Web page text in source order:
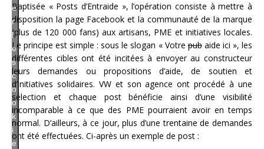
Baptisée « Posts d’Entraide », l’opération consiste à mettre à
disposition la page Facebook et la communauté de la marque
(plus de 120 000 fans) aux artisans, PME et initiatives locales.
Le principe est simple : sous le slogan « Votrepubaide ici », les
différentes cibles ont été incitées à envoyer au constructeur
leurs demandes ou propositions d’aide, de soutien et
d’initiatives solidaires. VW et son agence ont procédé à une
sélection et chaque post bénéficie ainsi d’une visibilité
incomparable à ce que des PME pourraient avoir en temps
normal. D’ailleurs, à ce jour, plus d’une trentaine de demandes
ont été effectuées. Ci-après un exemple de post :
e
r
l
e
s
c
o
o
k
i
e